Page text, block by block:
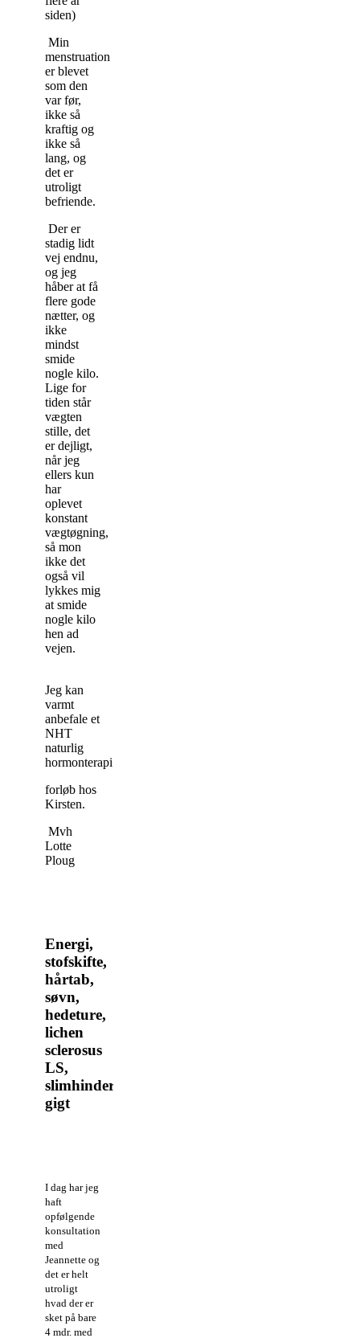
siden)
Min
menstruation
er blevet
som den
var før,
ikke så
kraftig og
ikke så
lang, og
det er
utroligt
befriende.
Der er
stadig lidt
vej endnu,
og jeg
håber at få
flere gode
nætter, og
ikke
mindst
smide
nogle kilo.
Lige for
tiden står
vægten
stille, det
er dejligt,
når jeg
ellers kun
har
oplevet
konstant
vægtøgning,
så mon
ikke det
også vil
lykkes mig
at smide
nogle kilo
hen ad
vejen.
Jeg kan
varmt
anbefale et
NHT
naturlig
hormonterapi
forløb hos
Kirsten.
Mvh
Lotte
Ploug
Energi,
stofskifte,
hårtab,
søvn,
hedeture,
lichen
sclerosus
LS,
slimhinder,
gigt
I dag har jeg
haft
opfølgende
konsultation
med
Jeannette og
det er helt
utroligt
hvad der er
sket på bare
4 mdr. med